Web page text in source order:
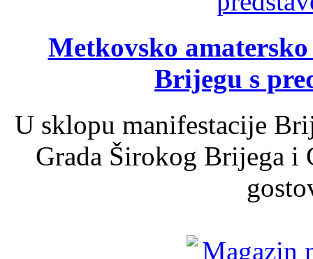
Metkovsko
Brijegu s
U sklopu manifestacije
Grada Širokog Brijega